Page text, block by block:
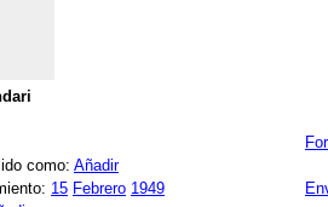
como: Añadir
15 Febrero 1949